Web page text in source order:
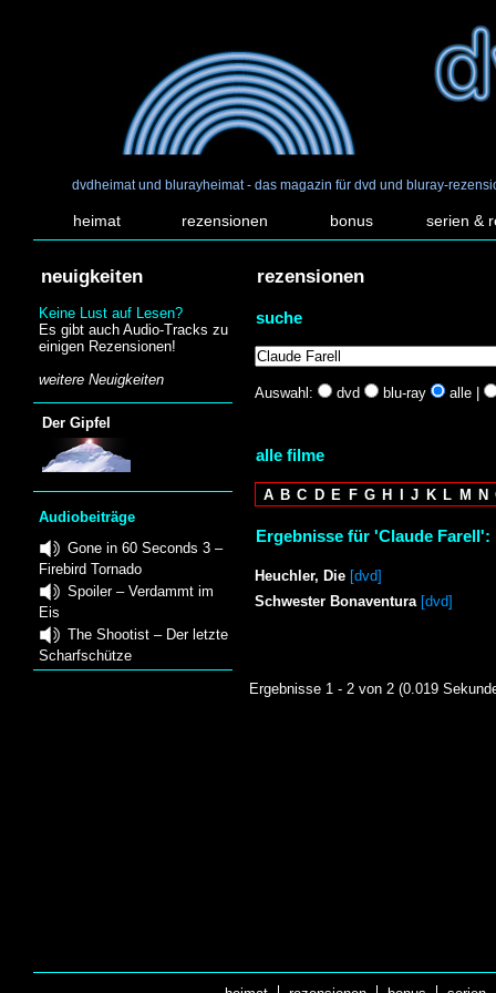
dvdheimat und blurayheimat - das magazin für dvd und bluray-
heimat rezensionen bonus serien &
neuigkeiten
Keine Lust auf Lesen?
Es gibt auch Audio-Tracks zu
einigen Rezensionen!
weitere Neuigkeiten
Der Gipfel
Audiobeiträge
Gone in 60 Seconds 3 –
Firebird Tornado
Spoiler – Verdammt im
Eis
The Shootist – Der letzte
Scharfschütze
rezensionen
suche
Auswahl: dvd blu-ray alle |
alle filme
A B C D E F G H I J K L M N
Ergebnisse für 'Claude Farell':
Heuchler, Die [dvd]
Schwester Bonaventura [dvd]
Ergebnisse 1 - 2 von 2 (0.019